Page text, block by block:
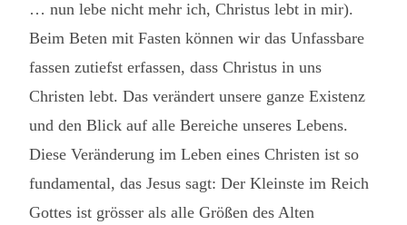
… nun lebe nicht mehr ich, Christus lebt in mir).
Beim Beten mit Fasten können wir das Unfassbare
fassen zutiefst erfassen, dass Christus in uns
Christen lebt. Das verändert unsere ganze Existenz
und den Blick auf alle Bereiche unseres Lebens.
Diese Veränderung im Leben eines Christen ist so
fundamental, das Jesus sagt: Der Kleinste im Reich
Gottes ist grösser als alle Größen des Alten